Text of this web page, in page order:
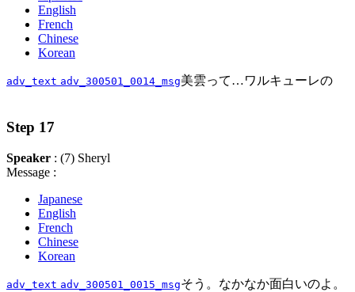
English
French
Chinese
Korean
adv_text adv_300501_0014_msg美雲って…ワルキューレの
Step 17
Speaker : (7) Sheryl
Message :
Japanese
English
French
Chinese
Korean
adv_text adv_300501_0015_msgそう。なかなか面白いのよ。